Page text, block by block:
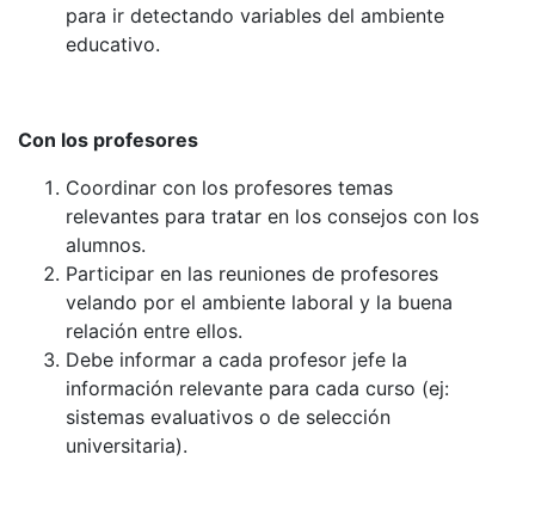
para ir detectando variables del ambiente
educativo.
Con los profesores
Coordinar con los profesores temas
relevantes para tratar en los consejos con los
alumnos.
Participar en las reuniones de profesores
velando por el ambiente laboral y la buena
relación entre ellos.
Debe informar a cada profesor jefe la
información relevante para cada curso (ej:
sistemas evaluativos o de selección
universitaria).